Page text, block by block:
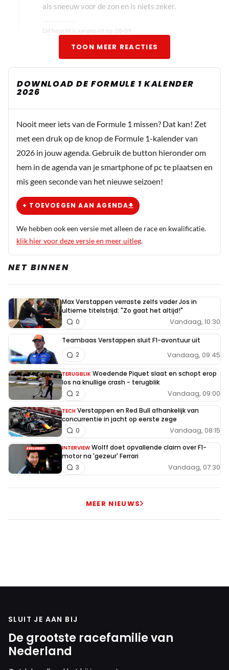
als sneeuw voor de zon en is niets zeker.
Dit bericht is aangepast op: 28-09
TOON MEER REACTIES
DOWNLOAD DE FORMULE 1 KALENDER
2026
Nooit meer iets van de Formule 1 missen? Dat kan! Zet
met een druk op de knop de Formule 1-kalender van
2026 in jouw agenda. Gebruik de button hieronder om
hem in de agenda van je smartphone of pc te plaatsen en
mis geen seconde van het nieuwe seizoen!
+ TOEVOEGEN AAN AGENDA
We hebben ook een versie met alleen de race en kwalificatie.
klik hier voor deze versie en meer uitleg.
NET BINNEN
Max Verstappen verraste zelfs vader Jos in
ultieme titelstrijd: "Zo gaat het altijd!"
Vandaag, 10:30
0
Teambaas Verstappen sluit F1-avontuur uit
Vandaag, 09:45
2
TERUGBLIK Woedende Piquet slaat en schopt erop
los na knullige crash - terugblik
Vandaag, 09:00
2
TECH Verstappen en Red Bull afhankelijk van
concurrentie in jacht op eerste zege
Vandaag, 08:15
0
INTERVIEW Wolff doet opvallende claim over F1-
motor na 'gezeur' Ferrari
Vandaag, 07:30
3
MEER NIEUWS
SLUIT JE AAN BIJ
De grootste racefamilie van
Nederland